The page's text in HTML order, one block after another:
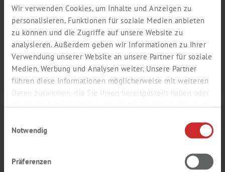
Wir verwenden Cookies, um Inhalte und Anzeigen zu
personalisieren, Funktionen für soziale Medien anbieten
zu können und die Zugriffe auf unsere Website zu
analysieren. Außerdem geben wir Informationen zu Ihrer
Verwendung unserer Website an unsere Partner für soziale
Medien, Werbung und Analysen weiter. Unsere Partner
führen diese Informationen möglicherweise mit weiteren
Daten zusammen, die Sie ihnen bereitgestellt haben oder
Notwendig
Präferenzen
VALID FOR THE PERIOD JULY 1ST 2026 –
SEPTEMBER 30TH 2026
An overview of Labspecials featuring the latest offers and
product promotions.
Read more